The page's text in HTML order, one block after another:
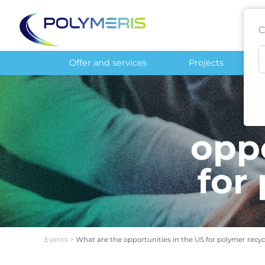
Offer and services Projects
for
Events > What are the opportunities in the US for polymer